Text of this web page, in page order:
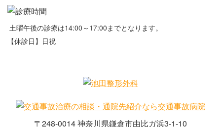
土曜午後の診療は14:00～17:00までとなります。
【休診日】日祝
〒248-0014 神奈川県鎌倉市由比ガ浜3-1-10